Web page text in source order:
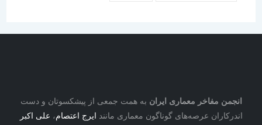
مفاخر معماری ایرانبه همت جمعی از پیشکسوتان و دست
عرصه‌های گوناگون معماری مانندایرج اعتصام،علی اکبر